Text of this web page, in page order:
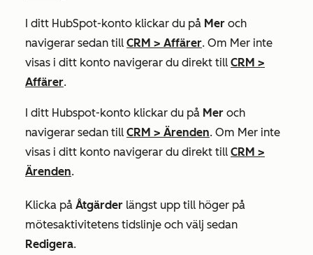
I ditt HubSpot-konto klickar du på Mer och
navigerar sedan till CRM > Affärer. Om Mer inte
visas i ditt konto navigerar du direkt till CRM >
Affärer.
I ditt Hubspot-konto klickar du på Mer och
navigerar sedan till CRM > Ärenden. Om Mer inte
visas i ditt konto navigerar du direkt till CRM >
Ärenden.
Klicka på Åtgärder längst upp till höger på
mötesaktivitetens tidslinje och välj sedan
Redigera.